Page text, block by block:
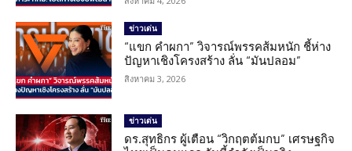
ข่าวเด่น
“แขก คำผกา” วิจารณ์พรรคส้มหนัก ชี้ห่าง
ปัญหาเชิงโครงสร้าง ลั่น “มันปลอม”
สิงหาคม 3, 2026
ข่าวเด่น
ดร.สุทธิกร ผู้เตือน “วิกฤตต้มกบ” เศรษฐกิจ